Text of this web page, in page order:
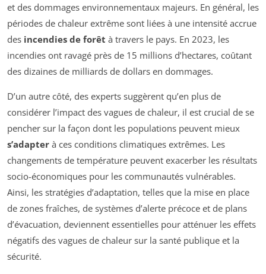
et des dommages environnementaux majeurs. En général, les
périodes de chaleur extrême sont liées à une intensité accrue
des incendies de forêt à travers le pays. En 2023, les
incendies ont ravagé près de 15 millions d’hectares, coûtant
des dizaines de milliards de dollars en dommages.
D’un autre côté, des experts suggèrent qu’en plus de
considérer l’impact des vagues de chaleur, il est crucial de se
pencher sur la façon dont les populations peuvent mieux
s’adapter à ces conditions climatiques extrêmes. Les
changements de température peuvent exacerber les résultats
socio-économiques pour les communautés vulnérables.
Ainsi, les stratégies d’adaptation, telles que la mise en place
de zones fraîches, de systèmes d’alerte précoce et de plans
d’évacuation, deviennent essentielles pour atténuer les effets
négatifs des vagues de chaleur sur la santé publique et la
sécurité.